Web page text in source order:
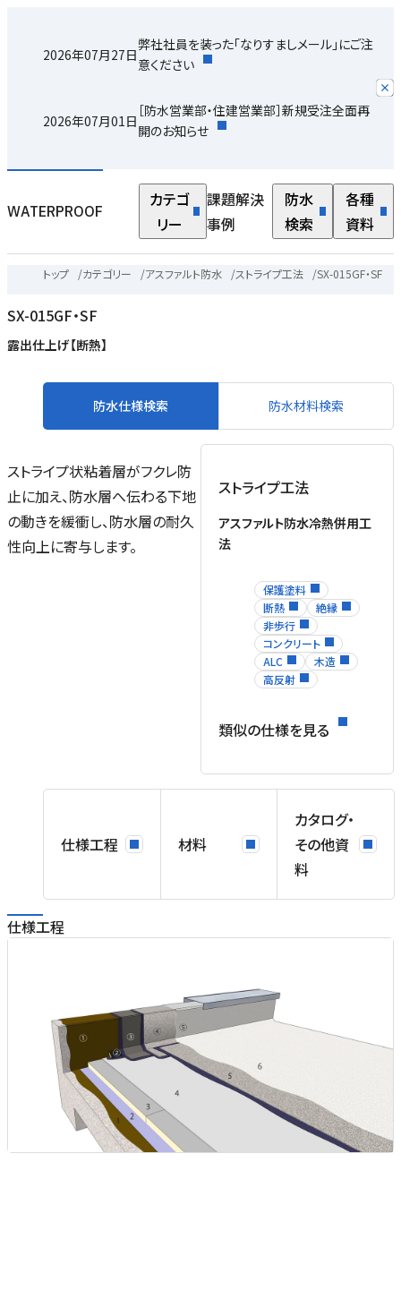
2026年07月27日
弊社社員を装った「なりすましメール」にご注
意ください
2026年07月01日
［防水営業部・住建営業部］新規受注全面再
開のお知らせ
WATERPROOF
カテゴ
リー
課題解決
事例
防水
検索
各種
資料
トップ /カテゴリー /アスファルト防水 /ストライプ工法 /SX-015GF・SF
SX-015GF・SF
露出仕上げ【断熱】
防水仕様検索 防水材料検索
ストライプ状粘着層がフクレ防
止に加え、防水層へ伝わる下地
の動きを緩衝し、防水層の耐久
性向上に寄与します。
ストライプ工法
アスファルト防水冷熱併用工
法
保護塗料
断熱
絶縁
非歩行
コンクリート
ALC
木造
高反射
類似の仕様を見る
仕様工程 材料
カタログ・
その他資
料
仕様工程